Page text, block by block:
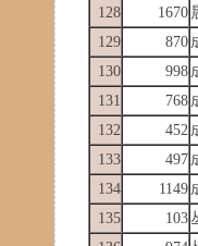
128
1670
129
870
130
998
131
768
132
452
133
497
134
1149
135
103